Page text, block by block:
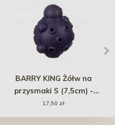
BARRY KING Żółw na
przysmaki S (7,5cm) -
czarny
17,50 zł